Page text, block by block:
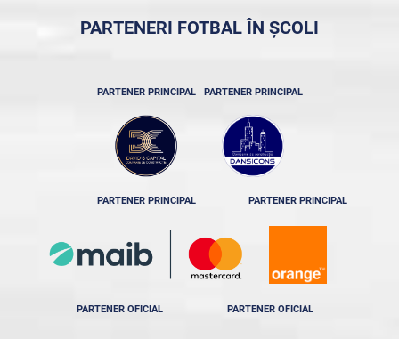
PARTENERI FOTBAL ÎN ȘCOLI
PARTENER PRINCIPAL PARTENER PRINCIPAL
PARTENER PRINCIPAL PARTENER PRINCIPAL
PARTENER OFICIAL PARTENER OFICIAL